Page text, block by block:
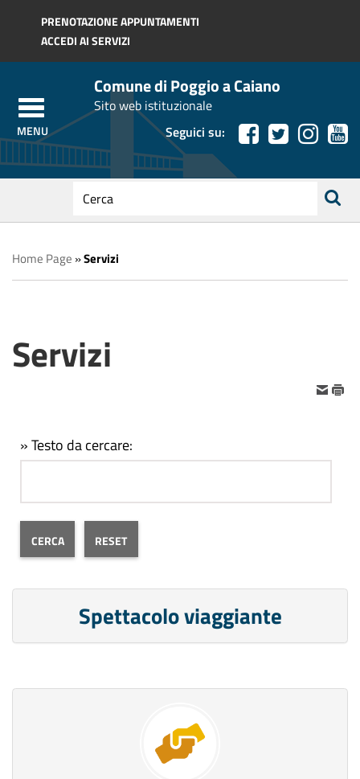
Regione Toscana
PRENOTAZIONE APPUNTAMENTI
ACCEDI AI SERVIZI
Comune di Poggio a Caiano
Sito web istituzionale
Seguici su:
testo
da
cercare
ricerca
Home Page »Servizi
Servizi
» Testo da cercare:
Spettacolo viaggiante